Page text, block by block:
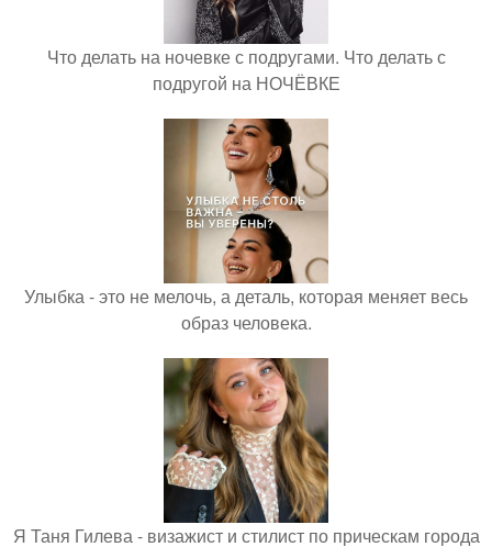
Что делать на ночевке с подругами. Что делать с
подругой на НОЧЁВКЕ
Улыбка - это не мелочь, а деталь, которая меняет весь
образ человека.
Я Таня Гилева - визажист и стилист по прическам города